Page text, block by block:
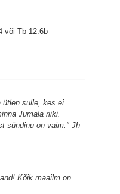
või Tb 12:6b
sulle, kes ei
Jumala riiki.
sündinu on vaim." Jh
Kõik maailm on